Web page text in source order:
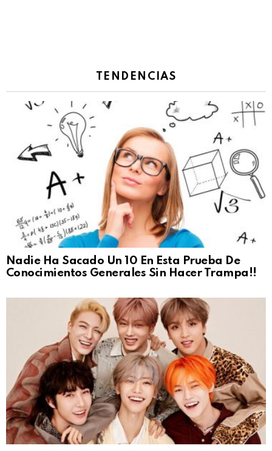
TENDENCIAS
Nadie Ha Sacado Un 10 En Esta Prueba De
Conocimientos Generales Sin Hacer Trampa!!